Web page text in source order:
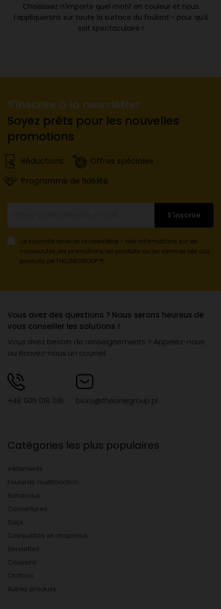
Choisissez n'importe quel motif en couleur et nous
l'appliquerons sur toute la surface du foulard - pour qu'il
soit spectaculaire !
S'inscrire à la newsletter
Soyez prêts pour les nouvelles
promotions
Réductions
Offres spéciales
Programme de fidélité
S'inscrire
Je souhaite recevoir la newsletter - des informations sur les
nouveautés, les promotions, les produits ou les services liés aux
produits de THEONEGROUP.PL.
Vous avez des questions ? Nous serons heureux de
vous conseiller les solutions !
Vous avez besoin de renseignements ? Appelez-nous
ou écrivez-nous un courriel.
+48 505 018 018 biuro@theonegroup.pl
Catégories les plus populaires
Vêtements
Foulards multifonction
Bandeaux
Couvertures
Sacs
Casquettes et chapeaux
Serviettes
Coussins
Chiffons
Autres produits